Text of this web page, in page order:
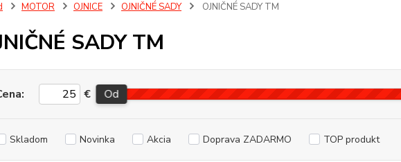
MOTOR OJNICE OJNIČNÉ SADY OJNIČNÉ SADY TM
SADY TM
€ Od
Skladom Novinka Akcia Doprava ZADARMO TOP produkt